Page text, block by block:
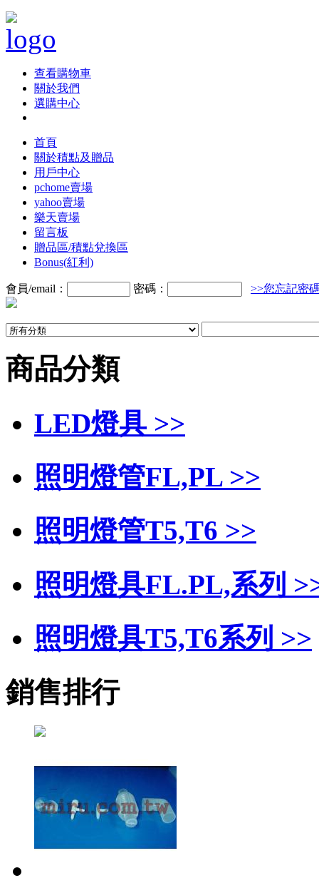
查看購物車
關於我們
選購中心
首頁
關於積點及贈品
用戶中心
pchome賣場
yahoo賣場
樂天賣場
留言板
贈品區/積點兌換區
Bonus(紅利)
會員/email： 密碼： >>您忘記密
商品分類
LED燈具 >>
照明燈管FL,PL >>
照明燈管T5,T6 >>
照明燈具FL.PL,系列
照明燈具T5,T6系列 >>
銷售排行